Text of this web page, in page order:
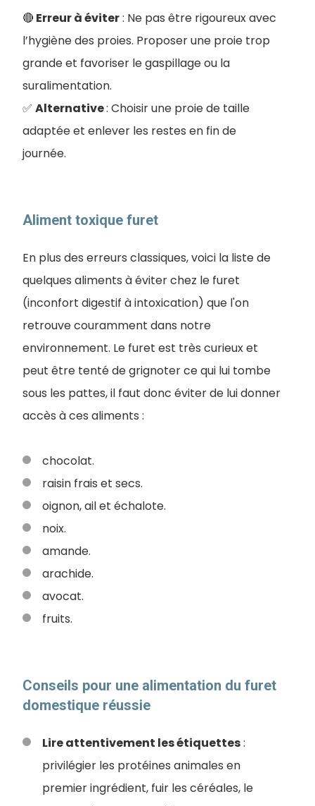
🔴 Erreur à éviter: Ne pas être rigoureux avec
l’hygiène des proies. Proposer une proie trop
grande et favoriser le gaspillage ou la
suralimentation.
✅ Alternative: Choisir une proie de taille
adaptée et enlever les restes en fin de
journée.
Aliment toxique furet
En plus des erreurs classiques, voici la liste de
quelques aliments à éviter chez le furet
(inconfort digestif à intoxication) que l'on
retrouve couramment dans notre
environnement. Le furet est très curieux et
peut être tenté de grignoter ce qui lui tombe
sous les pattes, il faut donc éviter de lui donner
accès à ces aliments :
chocolat.
raisin frais et secs.
oignon, ail et échalote.
noix.
amande.
arachide.
avocat.
fruits.
Conseils pour une ​alimentation du furet
domestique réussie
Lire attentivement les étiquettes:
privilégier les protéines animales en
premier ingrédient, fuir les céréales, le